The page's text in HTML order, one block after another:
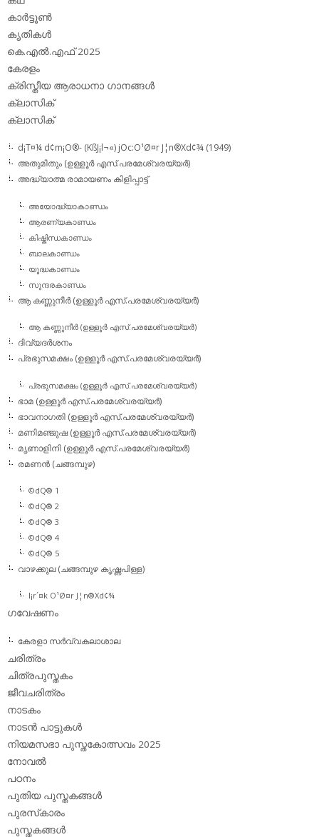
കാര്‍ട്ടൂണ്‍
കൃതികള്‍
കെ.എല്‍.എഫ് 2025
കേരളം
ക്രിസ്തീയ ആരാധനാ ഗാനങ്ങള്‍
ക്ലാസിക്‌
ക്ലാസിക്
d¡T¤¼ d¢m¡O®- (KßJ¡l¬«) jOc:O¹Ø¤r J¦n®Xd¢¾ (1949)
അതുമിതും (ഉള്ളൂര്‍ എസ്.പരമേശ്വരയ്യര്‍)
അദ്ധ്യാത്മ രാമായണം കിളിപ്പാട്ട്‌
അയോദ്ധ്യാകാണ്ഡം
ആരണ്യകാണ്ഡം
കിഷ്കിന്ധകാണ്ഡം
ബാലകാണ്ഡം
യൂദ്ധകാണ്ഡം
സുന്ദരകാണ്ഡം
ആ കണ്ണുനീര്‍ (ഉള്ളൂര്‍ എസ്.പരമേശ്വരയ്യര്‍)
ആ കണ്ണുനീര്‍ (ഉള്ളൂര്‍ എസ്.പരമേശ്വരയ്യര്‍)
ദിവ്യദര്‍ശനം
പ്രഭുസമക്ഷം (ഉള്ളൂര്‍ എസ്.പരമേശ്വരയ്യര്‍)
പ്രഭുസമക്ഷം (ഉള്ളൂര്‍ എസ്.പരമേശ്വരയ്യര്‍)
ഭാമ (ഉള്ളൂര്‍ എസ്.പരമേശ്വരയ്യര്‍)
ഭാവനാഗതി (ഉള്ളൂര്‍ എസ്.പരമേശ്വരയ്യര്‍)
മണിമഞ്ജുഷ (ഉള്ളൂര്‍ എസ്.പരമേശ്വരയ്യര്‍)
മൃണാളിനി (ഉള്ളൂര്‍ എസ്.പരമേശ്വരയ്യര്‍)
രമണന്‍ (ചങ്ങമ്പുഴ)
©dQ® 1
©dQ® 2
©dQ® 3
©dQ® 4
©dQ® 5
വാഴക്കുല (ചങ്ങമ്പുഴ കൃഷ്ണപിള്ള)
l¡r´¤k O¹Ø¤r J¦n®Xd¢¾
ഗവേഷണം
കേരളാ സര്‍വ്വകലാശാല
ചരിത്രം
ചിത്രപുസ്തകം
ജീവചരിത്രം
നാടകം
നാടന്‍ പാട്ടുകള്‍
നിയമസഭാ പുസ്തകോത്സവം 2025
നോവല്‍
പഠനം
പുതിയ പുസ്തകങ്ങള്‍
പുരസ്‌കാരം
പുസ്തകങ്ങള്‍